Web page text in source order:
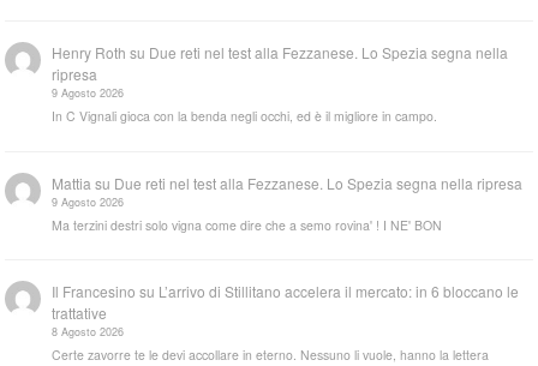
Henry Roth su Due reti nel test alla Fezzanese. Lo Spezia segna nella
ripresa
9 Agosto 2026
In C Vignali gioca con la benda negli occhi, ed è il migliore in campo.
Mattia su Due reti nel test alla Fezzanese. Lo Spezia segna nella ripresa
9 Agosto 2026
Ma terzini destri solo vigna come dire che a semo rovina' ! I NE' BON
Il Francesino su L’arrivo di Stillitano accelera il mercato: in 6 bloccano le
trattative
8 Agosto 2026
Certe zavorre te le devi accollare in eterno. Nessuno li vuole, hanno la lettera